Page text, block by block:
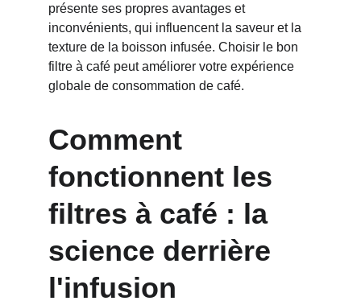
présente ses propres avantages et
inconvénients, qui influencent la saveur et la
texture de la boisson infusée. Choisir le bon
filtre à café peut améliorer votre expérience
globale de consommation de café.
Comment
fonctionnent les
filtres à café : la
science derrière
l'infusion